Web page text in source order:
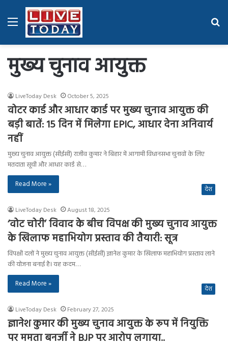
Menu
मुख्य चुनाव आयुक्त
LiveToday Desk October 5, 2025
वोटर कार्ड और आधार कार्ड पर मुख्य चुनाव आयुक्त की
बड़ी बातें: 15 दिन में मिलेगा EPIC, आधार देना अनिवार्य
नहीं
मुख्य चुनाव आयुक्त (सीईसी) राजीव कुमार ने बिहार में आगामी विधानसभा चुनावों के लिए
मतदाता सूची और आधार कार्ड से…
Read More »
देश
LiveToday Desk August 18, 2025
‘वोट चोरी’ विवाद के बीच विपक्ष की मुख्य चुनाव आयुक्त
के खिलाफ महाभियोग प्रस्ताव की तैयारी: सूत्र
विपक्षी दलों ने मुख्य चुनाव आयुक्त (सीईसी) ज्ञानेश कुमार के खिलाफ महाभियोग प्रस्ताव लाने
की योजना बनाई है। यह कदम…
Read More »
देश
LiveToday Desk February 27, 2025
ज्ञानेश कुमार की मुख्य चुनाव आयुक्त के रूप में नियुक्ति
पर ममता बनर्जी ने BJP पर आरोप लगाया..